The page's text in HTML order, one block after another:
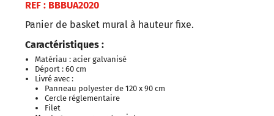
REF : BBBUA2020
Panier de basket mural à hauteur fixe.
Caractéristiques :
Matériau : acier galvanisé
Déport : 60 cm
Livré avec :
Panneau polyester de 120 x 90 cm
Cercle réglementaire
Filet